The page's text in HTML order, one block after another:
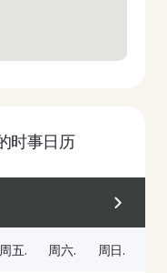
时事日历
周五. 周六. 周日.